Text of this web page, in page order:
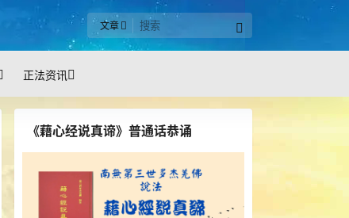
文章
正法资讯
《藉心经说真谛》普通话恭诵